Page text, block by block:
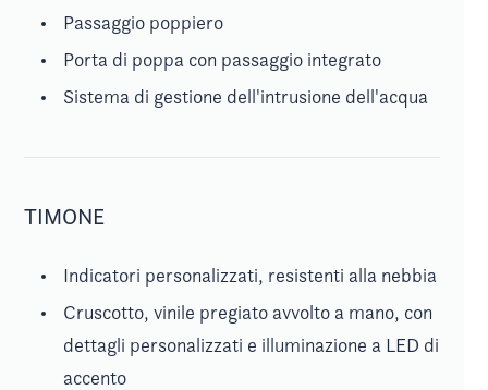
Passaggio poppiero
Porta di poppa con passaggio integrato
Sistema di gestione dell'intrusione dell'acqua
TIMONE
Indicatori personalizzati, resistenti alla nebbia
Cruscotto, vinile pregiato avvolto a mano, con
dettagli personalizzati e illuminazione a LED di
accento